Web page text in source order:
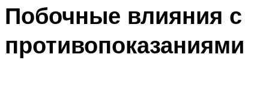
Побочные влияния с
противопоказаниями